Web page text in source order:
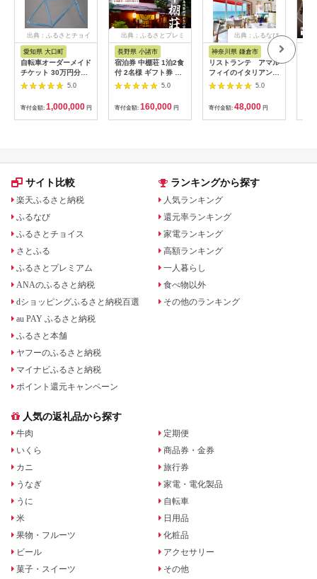
出典：ふるさとチョイ
愛知県 大口町
自転車オーダーメイド
チケット 30万円分
【1360365】
5.0
寄付金額: 1,000,000 円
出典：ふるさとプレミ
長野県 小諸市
宿泊券 中棚荘 1泊2食
付 2名様 ギフト券 チ
ケット 券 宿泊 旅行
5.0
寄付金額: 160,000 円
出典：ふるなび
神奈川県 鎌倉市
リストランテ アマル
フィイのイタリアンデ
ィナーコースA ペア
5.0
寄付金額: 48,000 円
サイト比較
楽天ふるさと納税
ふるなび
ふるさとチョイス
さとふる
ふるさとプレミアム
ANAのふるさと納税
dショッピングふるさと納税百選
au PAY ふるさと納税
ふるさと本舗
ヤフーのふるさと納税
マイナビふるさと納税
ポイント還元キャンペーン
ランキングから探す
人気ランキング
還元率ランキング
家電ランキング
高額ランキング
一人暮らし
食べ物以外
その他のランキング
人気の返礼品から探す
牛肉
いくら
カニ
うなぎ
うに
米
果物・フルーツ
ビール
菓子・スイーツ
定期便
商品券・金券
旅行券
家電・電化製品
自転車
日用品
化粧品
アクセサリー
その他